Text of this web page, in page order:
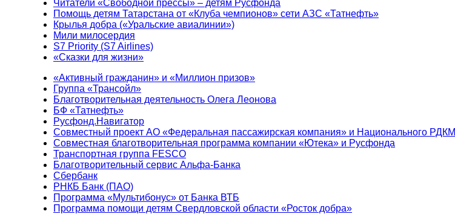
Читатели «Свободной прессы» – детям Русфонда
Помощь детям Татарстана от «Клуба чемпионов» сети АЗС «Татнефть»
Крылья добра («Уральские авиалинии»)
Мили милосердия
S7 Priority (S7 Airlines)
«Сказки для жизни»
«Активный гражданин» и «Миллион призов»
Группа «Трансойл»
Благотворительная деятельность Олега Леонова
БФ «Татнефть»
Русфонд.Навигатор
Совместный проект АО «Федеральная пассажирская компания» и Национального РДКМ
Совместная благотворительная программа компании «Ютека» и Русфонда
Транспортная группа FESCO
Благотворительный сервис Альфа-Банка
Сбербанк
РНКБ Банк (ПАО)
Программа «Мультибонус» от Банка ВТБ
Программа помощи детям Свердловской области «Росток добра»